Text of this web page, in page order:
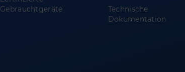
Gebrauchtgeräte
Technische
Dokumentation